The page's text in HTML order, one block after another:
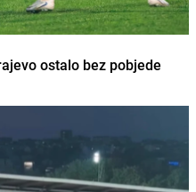
ostalo bez pobjede